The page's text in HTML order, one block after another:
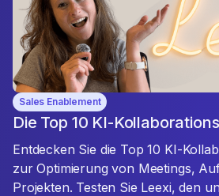
Sales Enablement
Die Top 10 KI-
Entdecken Sie die Top 10 KI-
zur Optimierung von Meetings,
Projekten. Testen Sie Leexi, den